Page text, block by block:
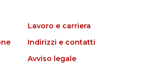
Lavoro e carriera
Indirizzi e contatti
Avviso legale